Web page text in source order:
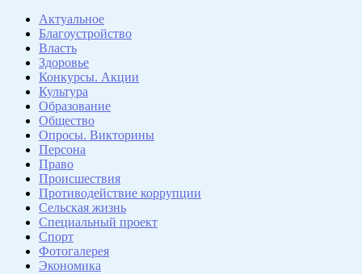
Актуальное
Благоустройство
Власть
Здоровье
Конкурсы. Акции
Культура
Образование
Общество
Опросы. Викторины
Персона
Право
Происшествия
Противодействие коррупции
Сельская жизнь
Специальный проект
Спорт
Фотогалерея
Экономика